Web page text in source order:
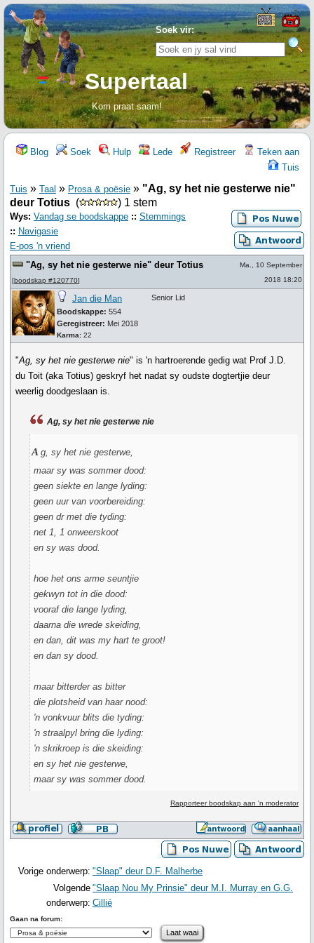
Soek vir:
Supertaal
Kom praat saam!
Blog Soek Hulp Lede Registreer
Teken aan
Tuis
Tuis » Taal » Prosa & poësie » "Ag, sy het nie gesterwe nie"
deur Totius ( ) 1 stem
Wys: Vandag se boodskappe :: Stemmings
:: Navigasie
E-pos 'n vriend
"Ag, sy het nie gesterwe nie" deur Totius
[boodskap #120770]
Ma., 10 September
2018 18:20
Jan die Man
Boodskappe: 554
Geregistreer: Mei 2018
Karma: 22
Senior Lid
"Ag, sy het nie gesterwe nie" is 'n hartroerende gedig wat Prof J.D.
du Toit (aka Totius) geskryf het nadat sy oudste dogtertjie deur
weerlig doodgeslaan is.
Ag, sy het nie gesterwe nie
a g, sy het nie gesterwe,
maar sy was sommer dood:
geen siekte en lange lyding:
geen uur van voorbereiding:
geen dr met die tyding:
net 1, 1 onweerskoot
en sy was dood.
hoe het ons arme seuntjie
gekwyn tot in die dood:
vooraf die lange lyding,
daarna die wrede skeiding,
en dan, dit was my hart te groot!
en dan sy dood.
maar bitterder as bitter
die plotsheid van haar nood:
'n vonkvuur blits die tyding:
'n straalpyl bring die lyding:
'n skrikroep is die skeiding:
en sy het nie gesterwe,
maar sy was sommer dood.
Rapporteer boodskap aan 'n moderator
Vorige onderwerp: "Slaap" deur D.F. Malherbe
Volgende
onderwerp:
"Slaap Nou My Prinsie" deur M.I. Murray en G.G.
Cillié
Gaan na forum: